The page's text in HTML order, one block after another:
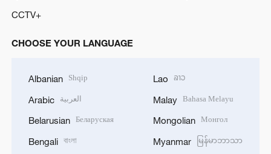
CCTV+
CHOOSE YOUR LANGUAGE
Albanian Shqip
Arabic العربية
Belarusian Беларуская
Bengali বাংলা
Lao ລາວ
Malay Bahasa Melayu
Mongolian Монгол
Myanmar မြန်မာဘာသာ